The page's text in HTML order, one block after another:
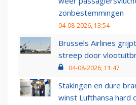
zonbestemmingen
04-08-2026, 13:54
Brussels Airlines
streep door
04-08-2026, 11:47
Stakingen en dure
winst Lufthansa hard